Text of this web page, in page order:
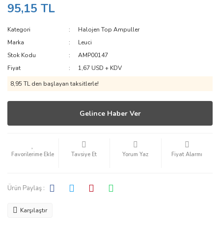
95,15 TL
Kategori
Halojen Top Ampuller
Marka
Leuci
Stok Kodu
AMP00147
Fiyat
1,67 USD + KDV
8,95 TL den başlayan taksitlerle!
Gelince Haber Ver
Tavsiye Et Yorum Yaz Fiyat Alarmı
Ürün Paylaş :
Karşılaştır